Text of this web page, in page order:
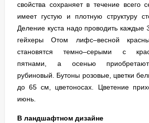
свойства сохраняет в течение всего
имеет густую и плотную структуру
Деление куста надо проводить каждые
гейхеры Отом лифс–весной
становятся темно–серыми с
пятнами, а осенью
рубиновый. Бутоны розовые, цветки
до 65 см, цветоносах. Цветение
июнь.
В ландшафтном дизайне